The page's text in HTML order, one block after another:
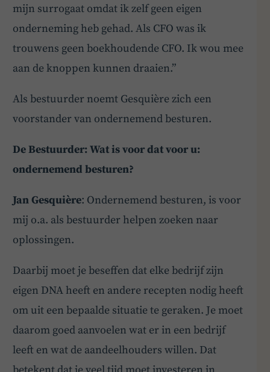
mijn surrogaat omdat ik zelf geen eigen
onderneming heb gehad. Als CFO was ik
trouwens geen boekhoudende CFO. Ik wou mee
aan de knoppen kunnen draaien.”
Als bestuurder noemt Gesquière zich een
voorstander van ondernemend besturen.
De Bestuurder: Wat is voor dat voor u:
ondernemend besturen?
Jan Gesquière: Ondernemend besturen, is voor
mij o.a. als bestuurder helpen zoeken naar
oplossingen.
Daarbij moet je beseffen dat elke bedrijf zijn
eigen DNA heeft en andere recepten nodig heeft
om uit een bepaalde situatie te geraken. Je moet
daarom goed aanvoelen wat er in een bedrijf
leeft en wat de aandeelhouders willen. Dat
ze gerust!